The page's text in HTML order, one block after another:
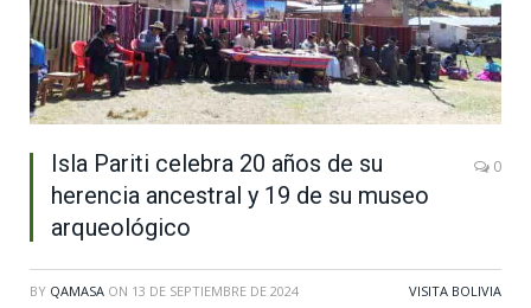
Isla Pariti celebra 20 años de su
herencia ancestral y 19 de su museo
arqueológico
0
BY QAMASA ON 13 DE SEPTIEMBRE DE 2024 VISITA BOLIVIA